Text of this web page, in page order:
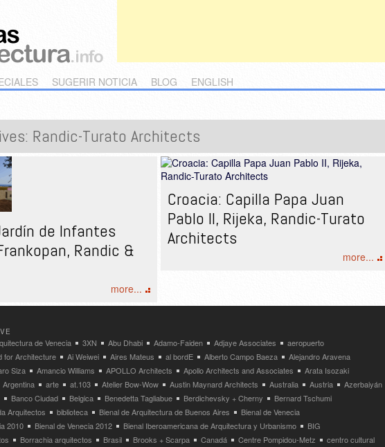
content
content SUGERIR NOTICIA BLOG ENGLISH
Randic-Turato Architects
de Infantes
Randic &
more...
Croacia: Capilla Papa Juan
Pablo II, Rijeka, Randic-Turato
Architects
more...
de Venecia 3XN Abu Dhabi Adamo-Faiden Adjaye Associates
aeropuerto
for Architecture
Ai Weiwei Aires Mateus al bordE Alberto Campo Baeza
Alejandro Aravena
Siza Amancio Williams APOLLO Architects Apollo Architects and Associates
Arata Isozaki
Argentina arte at.103 Atelier Bow-Wow Austin Maynard Architects Australia Austria
Azerbaiyán
Banco Ciudad Belgica Benedetta Tagliabue Berdichevsky + Cherny
Bernard Tschumi
Arquitectos
biblioteca Bienal de Arquitectura de Buenos Aires
Bienal de Venecia
2010
Bienal de Venecia 2012 Bienal Iberoamericana de Arquitectura y Urbanismo
BIG
Borrachia arquitectos Brasil Brooks + Scarpa Canadá Centre Pompidou-Metz
centro cultural